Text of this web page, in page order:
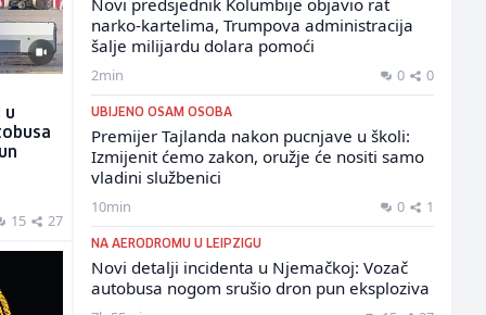
u
15 27
Novi predsjednik Kolumbije objavio rat
narko-kartelima, Trumpova administracija
šalje milijardu dolara pomoći
2min 0 0
UBIJENO OSAM OSOBA
Premijer Tajlanda nakon pucnjave u školi:
Izmijenit ćemo zakon, oružje će nositi samo
vladini službenici
10min 0 1
NA AERODROMU U LEIPZIGU
Novi detalji incidenta u Njemačkoj: Vozač
autobusa nogom srušio dron pun eksploziva